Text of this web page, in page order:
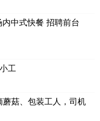
中式快餐 招聘前台
工
蘑菇、包装工人，司机